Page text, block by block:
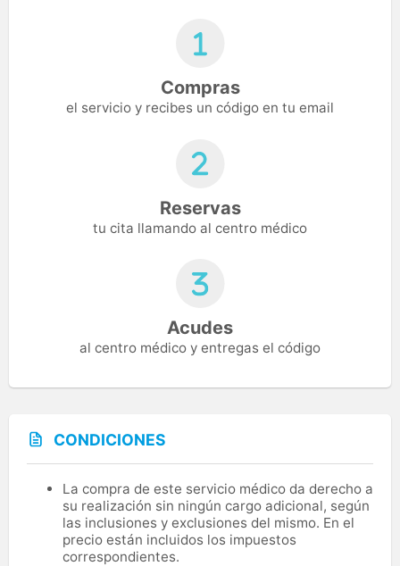
Compras
el servicio y recibes un código en tu email
Reservas
tu cita llamando al centro médico
Acudes
al centro médico y entregas el código
CONDICIONES
La compra de este servicio médico da derecho a
su realización sin ningún cargo adicional, según
las inclusiones y exclusiones del mismo. En el
precio están incluidos los impuestos
correspondientes.